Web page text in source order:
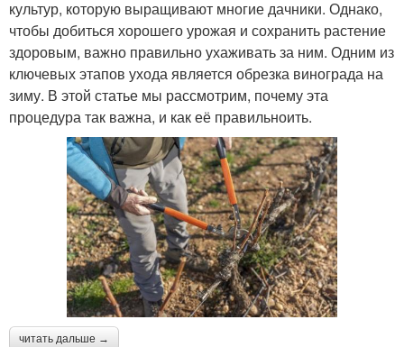
культур, которую выращивают многие дачники. Однако,
чтобы добиться хорошего урожая и сохранить растение
здоровым, важно правильно ухаживать за ним. Одним из
ключевых этапов ухода является обрезка винограда на
зиму. В этой статье мы рассмотрим, почему эта
процедура так важна, и как её правильноить.
читать дальше →